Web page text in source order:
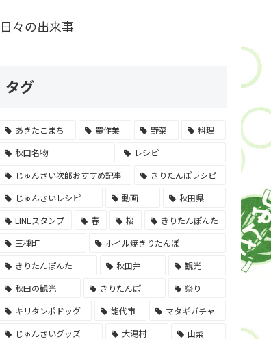
日々の出来事
タグ
あきたこまち 農作業 野菜
料理
秋田名物
レシピ
じゅんさい次郎おすすめ記事
きりたんぽレシピ
じゅんさいレシピ
動画
秋田県
LINEスタンプ
春 桜
きりたんぽんた
三種町
ホイル焼きりたんぽ
きりたんぽんた
秋田弁
観光
秋田の観光
きりたんぽ
祭り
キリタンポドッグ
能代市
マタギガチャ
じゅんさいグッズ
大潟村
山菜